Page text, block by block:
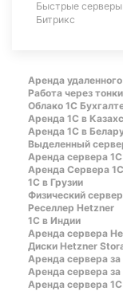
Быстрые
Битрикс
Аренда
Работа через
Облако 1С
Аренда 1С в
Аренда 1С в
Выделенный
Аренда сервера
Aренда Сервера
1С в Грузии
Физический
Реселлер Hetzner
1С в Индии
Аренда сервера
Диски Hetzner
Аренда сервера
Аренда сервера за
Аренда сервера